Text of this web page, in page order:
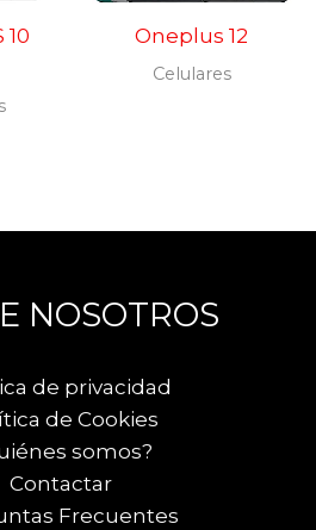
10
Oneplus 12
Celulares
NOSOTROS
de privacidad
de Cookies
somos?
Contactar
Frecuentes